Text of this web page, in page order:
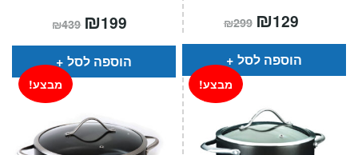
₪439 המחיר
המקורי
היה:
₪439.
₪199
הוא:
הוספה לסל
₪299 המחיר
המקורי
היה:
₪299.
₪129
הוא:
הוספה לסל
מבצע! מבצע!